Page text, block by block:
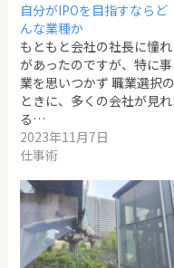
自分がIPOを目指すならど
んな業種か
もともと会社の社長に憧れ
があったのですが、特に事
業を思いつかず 職業選択の
ときに、多くの会社が見れ
る…
2023年11月7日
仕事術